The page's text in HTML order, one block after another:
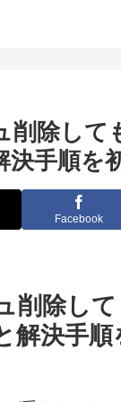
削除して
決手順を
Facebook
削除し
解決手